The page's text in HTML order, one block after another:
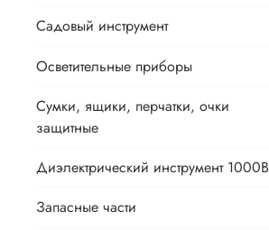
Садовый инструмент
Осветительные приборы
Сумки, ящики, перчатки, очки
защитные
Диэлектрический инструмент 1000В
Запасные части